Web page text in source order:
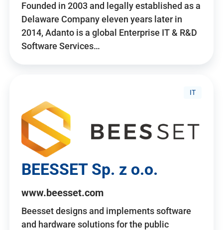
Founded in 2003 and legally established as a
Delaware Company eleven years later in
2014, Adanto is a global Enterprise IT & R&D
Software Services…
IT
BEESSET Sp. z o.o.
www.beesset.com
Beesset designs and implements software
and hardware solutions for the public